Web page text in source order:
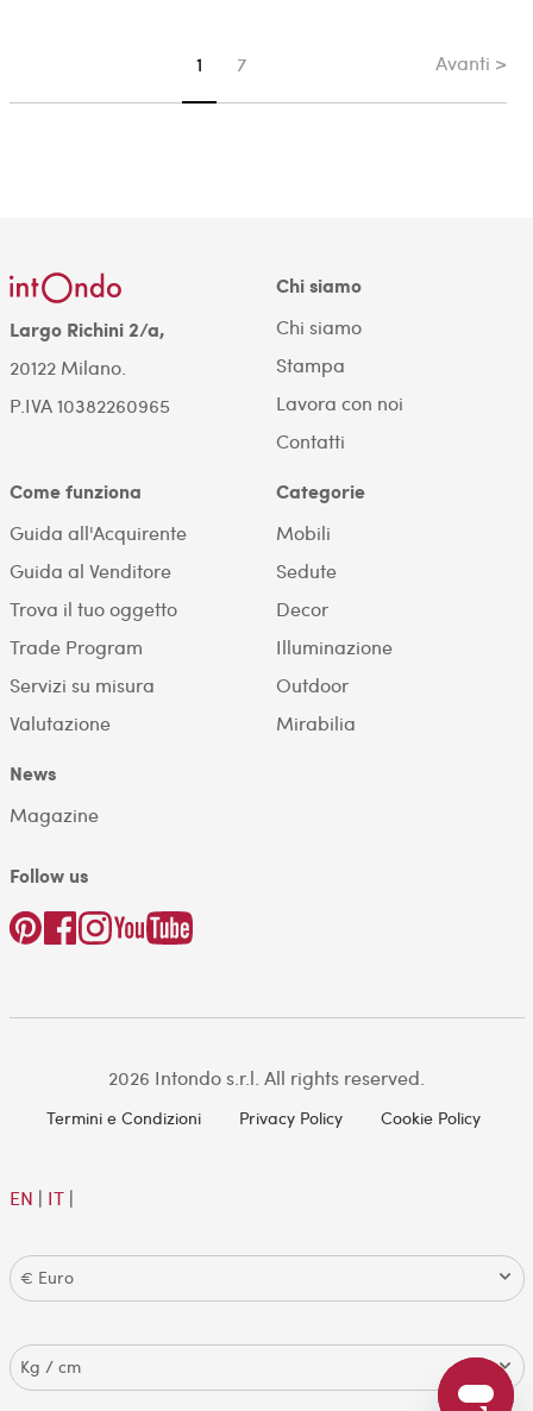
Sei su pagina
1 7 Avanti >
Largo Richini 2/a,
20122 Milano.
P.IVA 10382260965
Chi siamo
Chi siamo
Stampa
Lavora con noi
Contatti
Come funziona
Guida all'Acquirente
Guida al Venditore
Trova il tuo oggetto
Trade Program
Servizi su misura
Valutazione
Categorie
Mobili
Sedute
Decor
Illuminazione
Outdoor
Mirabilia
News
Magazine
Follow us
2026 Intondo s.r.l. All rights reserved.
Termini e Condizioni Privacy Policy Cookie Policy
EN | IT|